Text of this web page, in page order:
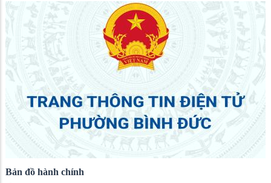
Bản đồ hành chính